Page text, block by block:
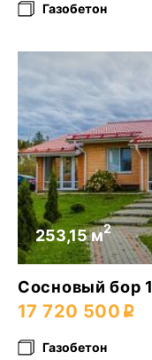
Газобетон
253,15 м2
Сосновый бор 1
17 720 500
Газобетон